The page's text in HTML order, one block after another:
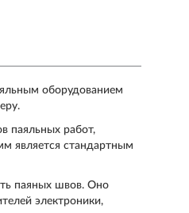
оборудованием
паяльных работ,
является стандартным
паяных швов. Оно
электроники,